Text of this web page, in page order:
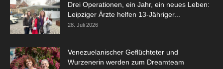
Drei Operationen, ein Jahr, ein neues Leben:
Leipziger Ärzte helfen 13-Jähriger...
28. Juli 2026
Venezuelanischer Geflüchteter und
Wurzenerin werden zum Dreamteam